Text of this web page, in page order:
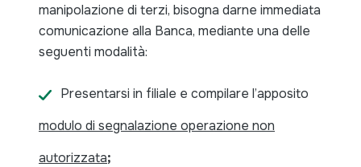
manipolazione di terzi, bisogna darne immediata
comunicazione alla Banca, mediante una delle
seguenti modalità:
Presentarsi in filiale e compilare l’apposito
modulo di segnalazione operazione non
autorizzata;